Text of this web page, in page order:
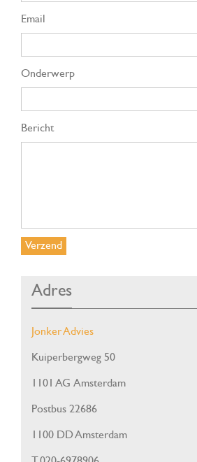
Email
Onderwerp
Bericht
Verzend
Adres
Jonker Advies
Kuiperbergweg 50
1101 AG Amsterdam
Postbus 22686
1100 DD Amsterdam